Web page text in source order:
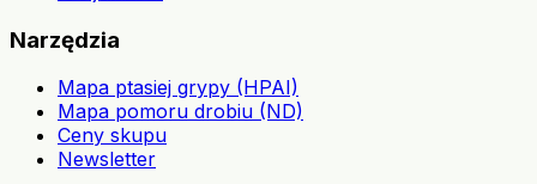
Narzędzia
Mapa ptasiej grypy (HPAI)
Mapa pomoru drobiu (ND)
Ceny skupu
Newsletter